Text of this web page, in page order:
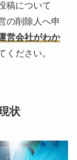
稿について
の削除人へ申
営会社がわか
ください。
状